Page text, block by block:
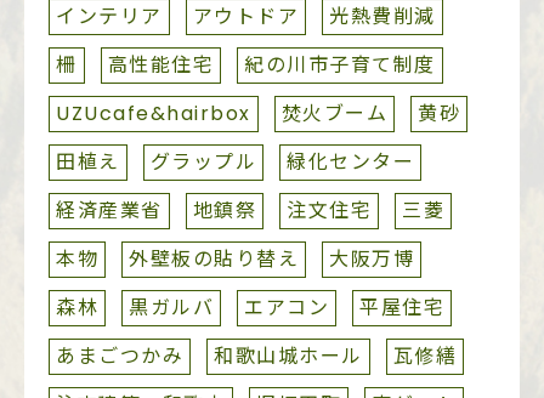
インテリア
アウトドア
光熱費削減
柵
高性能住宅
紀の川市子育て制度
UZUcafe&hairbox
焚火ブーム
黄砂
田植え
グラップル
緑化センター
経済産業省
地鎮祭 注文住宅
三菱
本物
外壁板の貼り替え
大阪万博
森林
黒ガルバ エアコン
平屋住宅
あまごつかみ
和歌山城ホール
瓦修繕